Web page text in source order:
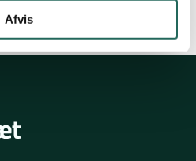
Afvis